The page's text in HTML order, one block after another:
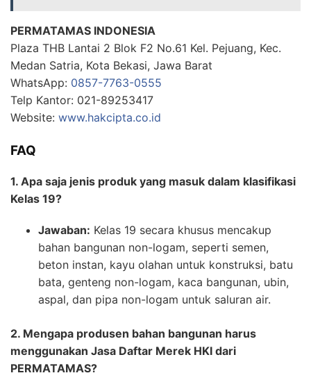
PERMATAMAS INDONESIA
Plaza THB Lantai 2 Blok F2 No.61 Kel. Pejuang, Kec.
Medan Satria, Kota Bekasi, Jawa Barat
WhatsApp: 0857-7763-0555
Telp Kantor: 021-89253417
Website: www.hakcipta.co.id
FAQ
1. Apa saja jenis produk yang masuk dalam klasifikasi
Kelas 19?
Jawaban: Kelas 19 secara khusus mencakup
bahan bangunan non-logam, seperti semen,
beton instan, kayu olahan untuk konstruksi, batu
bata, genteng non-logam, kaca bangunan, ubin,
aspal, dan pipa non-logam untuk saluran air.
2. Mengapa produsen bahan bangunan harus
menggunakan Jasa Daftar Merek HKI dari
PERMATAMAS?